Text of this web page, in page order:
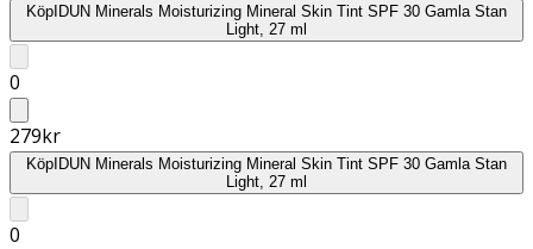
KöpIDUN Minerals Moisturizing Mineral Skin Tint SPF 30 Gamla Stan
Light, 27 ml
0
279kr
KöpIDUN Minerals Moisturizing Mineral Skin Tint SPF 30 Gamla Stan
Light, 27 ml
0